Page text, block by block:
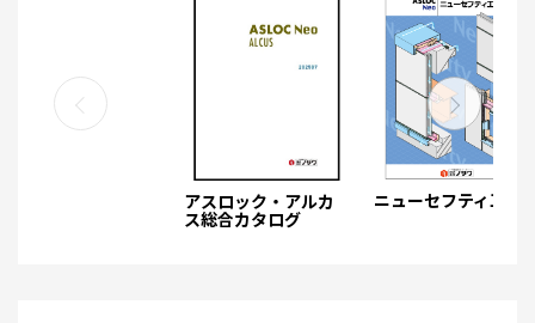
アスロック・アルカ
ス総合カタログ
ニューセフティ工法